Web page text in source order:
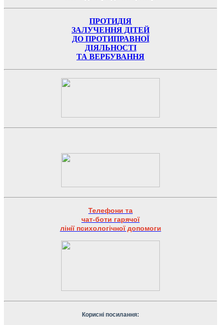
ПРОТИДІЯ
ЗАЛУЧЕННЯ ДІТЕЙ
ДО ПРОТИПРАВНОЇ
ДІЯЛЬНОСТІ
ТА ВЕРБУВАННЯ
Телефони та
чат-боти гарячої
лінії психологічної допомоги
Корисні посилання: